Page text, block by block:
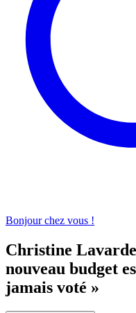
Bonjour chez vous !
Christine
nouveau budget
jamais voté »